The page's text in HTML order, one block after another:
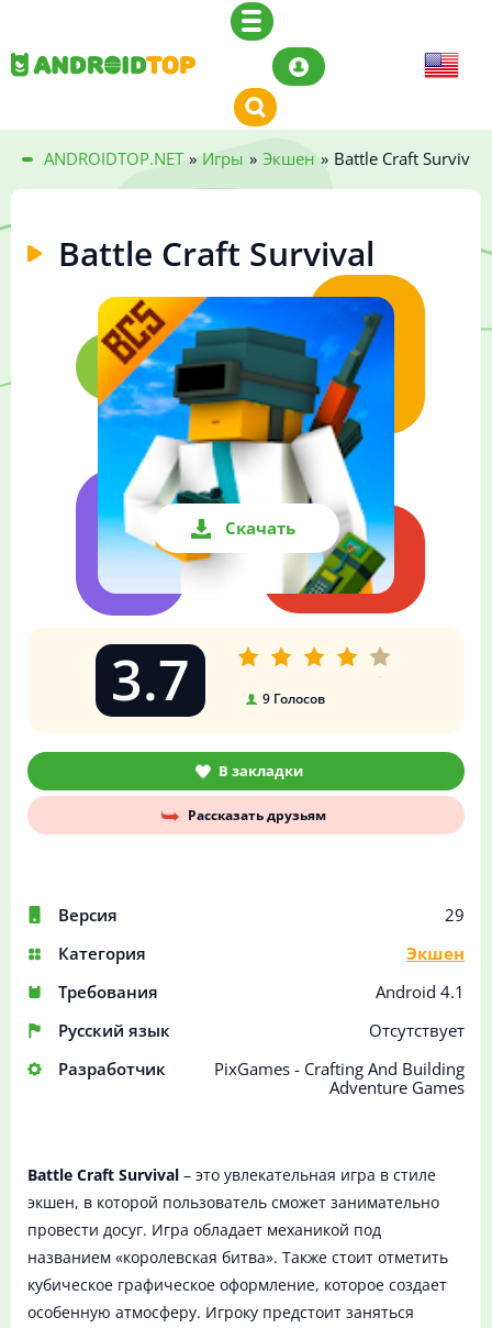
ANDROIDTOP.NET » Игры » Экшен » Battle Craft Survival
Battle Craft Survival
Скачать
Версия
29
Категория
Экшен
Требования
Android 4.1
Русский язык
Отсутствует
Разработчик
PixGames - Crafting And Building
Adventure Games
3.7 9Голосов
В закладки
Рассказать друзьям
Battle Craft Survival – это увлекательная игра в стиле
экшен, в которой пользователь сможет занимательно
провести досуг. Игра обладает механикой под
названием «королевская битва». Также стоит отметить
кубическое графическое оформление, которое создает
особенную атмосферу. Игроку предстоит заняться